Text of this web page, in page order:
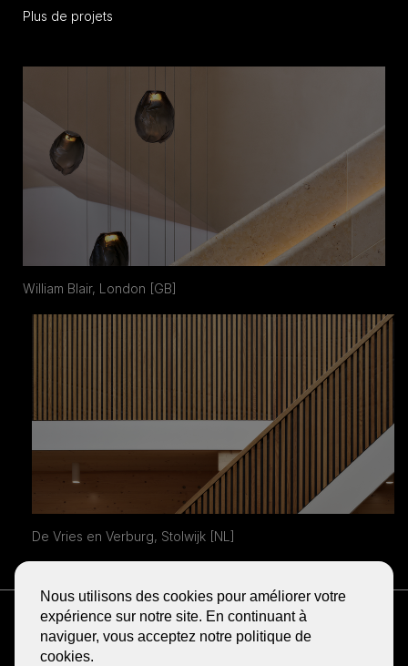
Plus de projets
William Blair, London [GB]
De Vries en Verburg, Stolwijk [NL]
BLOG RECEVOIR LA NEWSLETTER
Nous utilisons des cookies pour améliorer votre
expérience sur notre site. En continuant à
naviguer, vous acceptez notre politique de
cookies.